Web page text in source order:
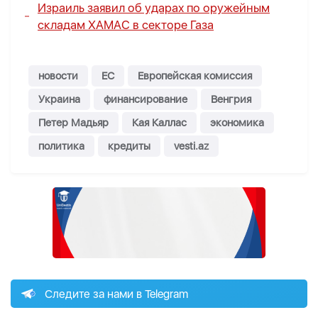
Израиль заявил об ударах по оружейным
складам ХАМАС в секторе Газа
новости ЕС
Европейская комиссия
Украина
финансирование
Венгрия
Петер Мадьяр
Кая Каллас
экономика
политика
кредиты vesti.az
Следите за нами в Telegram